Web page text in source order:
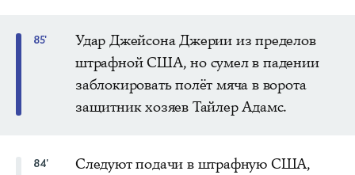
85'
Удар Джейсона Джерии из пределов
штрафной США, но сумел в падении
заблокировать полёт мяча в ворота
защитник хозяев Тайлер Адамс.
84'
Следуют подачи в штрафную США,